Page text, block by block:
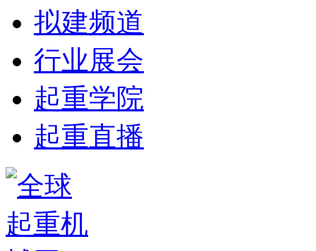
拟建频道
行业展会
起重学院
起重直播